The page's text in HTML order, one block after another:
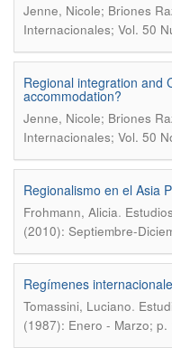
Jenne, Nicole; Briones
Internacionales; Vol. 50
Regional integration and
accommodation?
Jenne, Nicole; Briones
Internacionales; Vol. 50
Regionalismo en el Asia
Frohmann, Alicia.
(2010): Septiembre-
Regímenes
Tomassini, Luciano.
(1987): Enero - Marzo; p.